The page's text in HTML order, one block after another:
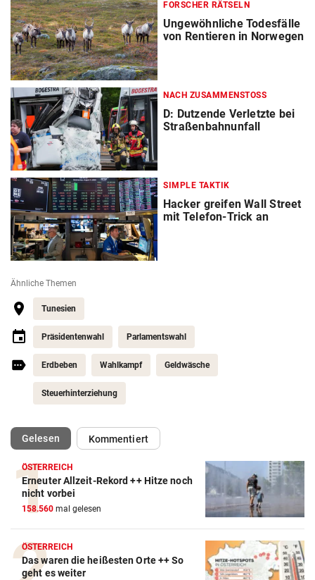
FORSCHER RÄTSELN
Ungewöhnliche Todesfälle
von Rentieren in Norwegen
NACH ZUSAMMENSTOSS
D: Dutzende Verletzte bei
Straßenbahnunfall
SIMPLE TAKTIK
Hacker greifen Wall Street
mit Telefon-Trick an
Ähnliche Themen
Tunesien
Präsidentenwahl Parlamentswahl
Erdbeben Wahlkampf Geldwäsche
Steuerhinterziehung
Gelesen(ausgewählt)Kommentiert
ÖSTERREICH
Erneuter Allzeit-Rekord ++ Hitze noch
nicht vorbei
158.560 mal gelesen
ÖSTERREICH
Das waren die heißesten Orte ++ So
geht es weiter